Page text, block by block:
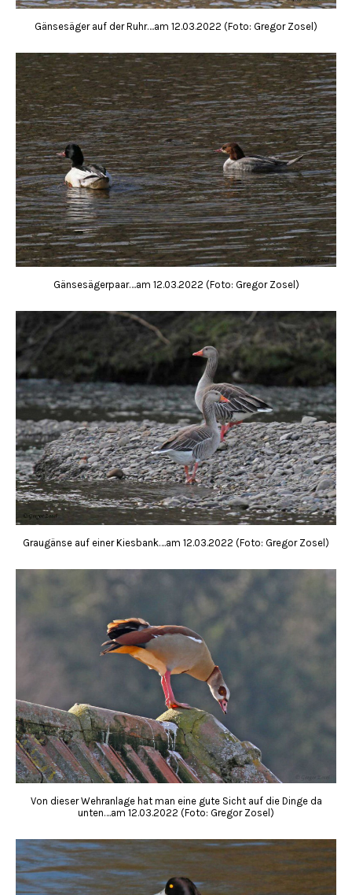
Gänsesäger auf der Ruhr….am 12.03.2022 (Foto: Gregor Zosel)
Gänsesägerpaar….am 12.03.2022 (Foto: Gregor Zosel)
Graugänse auf einer Kiesbank….am 12.03.2022 (Foto: Gregor Zosel)
Von dieser Wehranlage hat man eine gute Sicht auf die Dinge da
unten….am 12.03.2022 (Foto: Gregor Zosel)